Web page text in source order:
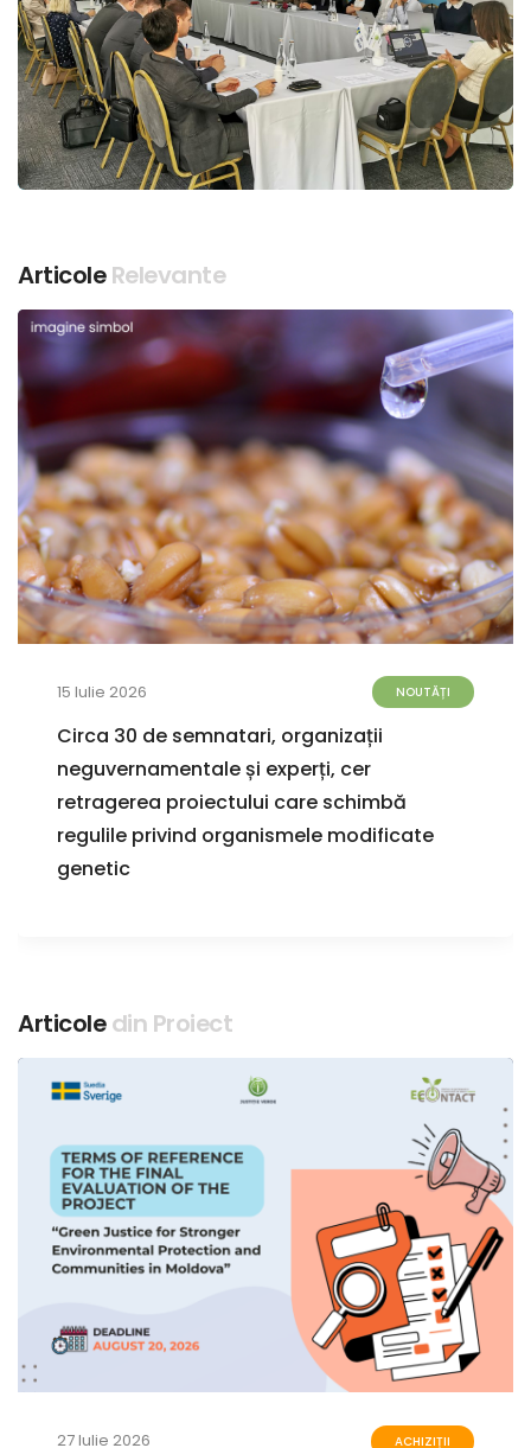
ArticoleRelevante
15 Iulie 2026 NOUTĂȚI
Circa 30 de semnatari, organizații
neguvernamentale și experți, cer
retragerea proiectului care schimbă
regulile privind organismele modificate
genetic
Articoledin Proiect
27 Iulie 2026 ACHIZIȚII